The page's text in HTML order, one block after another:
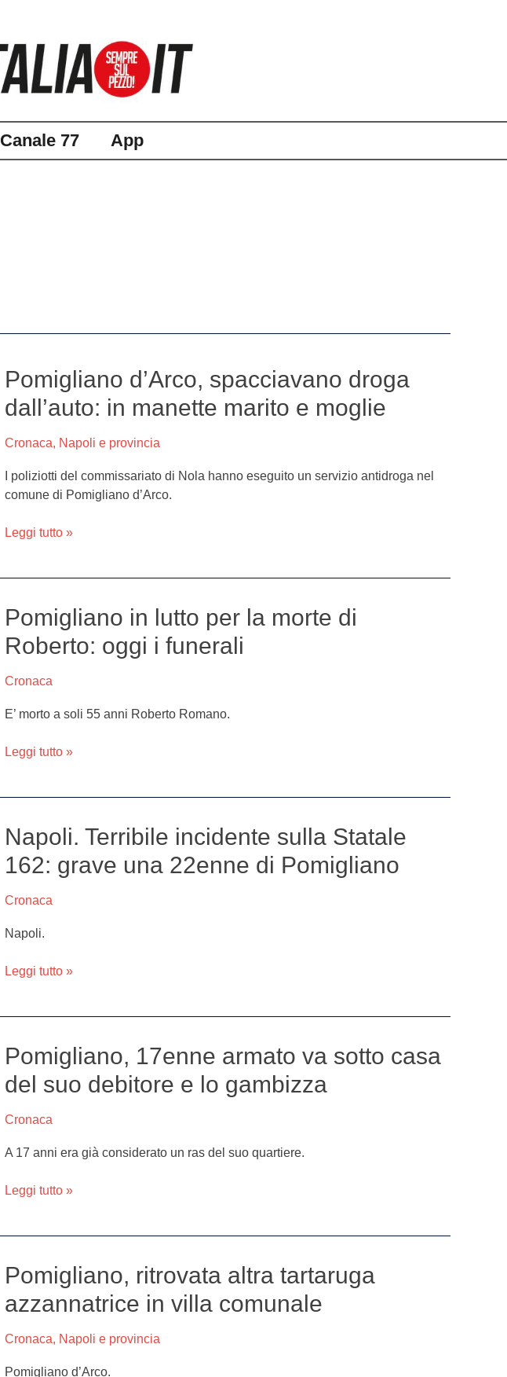
Canale 77 App
Pomigliano d’Arco, spacciavano droga
dall’auto: in manette marito e moglie
Cronaca, Napoli e provincia
I poliziotti del commissariato di Nola hanno eseguito un servizio antidroga nel
comune di Pomigliano d’Arco.
Pomigliano
spacciavano
dall’auto:
in
manette
e
moglie
Leggi tutto »
Pomigliano in lutto per la morte di
Roberto: oggi i funerali
Cronaca
E’ morto a soli 55 anni Roberto Romano.
Pomigliano
lutto
la
morte
Roberto:
oggi
funerali
Leggi tutto »
Napoli. Terribile incidente sulla Statale
162: grave una 22enne di Pomigliano
Cronaca
Napoli.
Napoli.
Terribile
incidente
Statale
162:
grave
una
22enne
Pomigliano
Leggi tutto »
Pomigliano, 17enne armato va sotto casa
del suo debitore e lo gambizza
Cronaca
A 17 anni era già considerato un ras del suo quartiere.
Pomigliano,
armato
sotto
casa
suo
debitore
lo
Leggi tutto »
Pomigliano, ritrovata altra tartaruga
azzannatrice in villa comunale
Cronaca, Napoli e provincia
Pomigliano d’Arco.
Pomigliano,
altra
azzannatrice
in